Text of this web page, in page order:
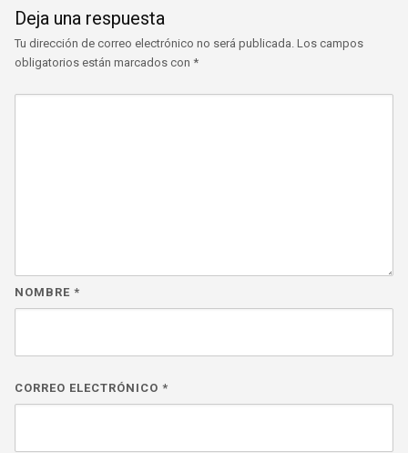
Deja una respuesta
Tu dirección de correo electrónico no será publicada. Los campos
obligatorios están marcados con *
NOMBRE *
CORREO ELECTRÓNICO *